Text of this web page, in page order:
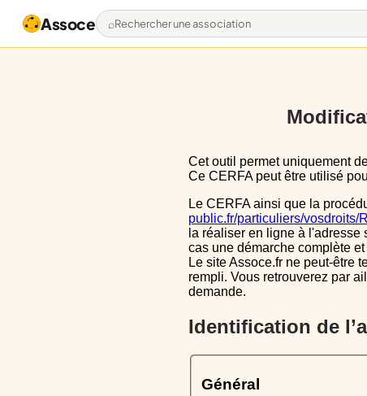
Assoce Rechercher une association
Cet outil permet uniquement de pré-remplir le CERFA 13971*03 avec les données actuellement disponibles publiquement.
Ce CERFA peut être utilisé
Le CERFA ainsi que la
public.fr/particuliers/vosdroits/
la réaliser en ligne à l'adresse
cas une démarche complète
Le site Assoce.fr ne peut-être
rempli. Vous retrouverez par
demande.
Identification de
Général